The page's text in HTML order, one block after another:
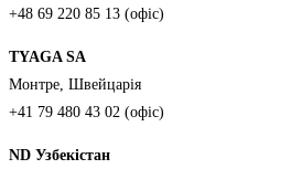
+48 69 220 85 13 (офіс)
TYAGA SA
Монтре, Швейцарія
+41 79 480 43 02 (офіс)
ND Узбекістан